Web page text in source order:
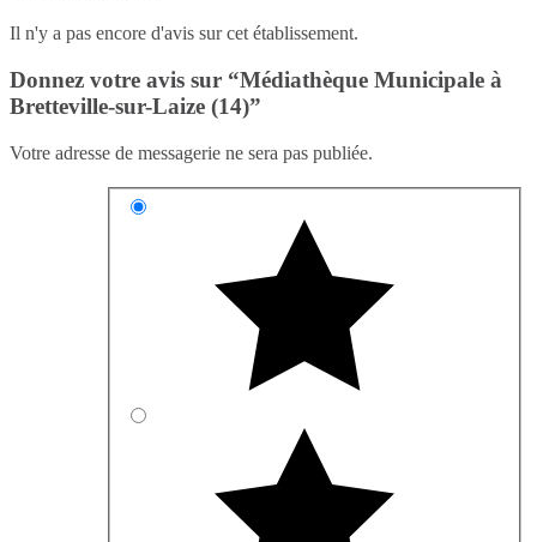
Il n'y a pas encore d'avis sur cet établissement.
Donnez votre avis sur “Médiathèque Municipale à
Bretteville-sur-Laize (14)”
Votre adresse de messagerie ne sera pas publiée.